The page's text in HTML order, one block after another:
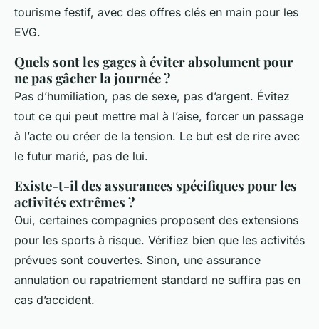
tourisme festif, avec des offres clés en main pour les
EVG.
Quels sont les gages à éviter absolument pour
ne pas gâcher la journée ?
Pas d’humiliation, pas de sexe, pas d’argent. Évitez
tout ce qui peut mettre mal à l’aise, forcer un passage
à l’acte ou créer de la tension. Le but est de rire avec
le futur marié, pas de lui.
Existe-t-il des assurances spécifiques pour les
activités extrêmes ?
Oui, certaines compagnies proposent des extensions
pour les sports à risque. Vérifiez bien que les activités
prévues sont couvertes. Sinon, une assurance
annulation ou rapatriement standard ne suffira pas en
cas d’accident.